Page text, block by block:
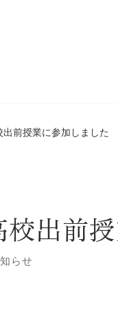
出前授業に参加しました
校出前
らせ